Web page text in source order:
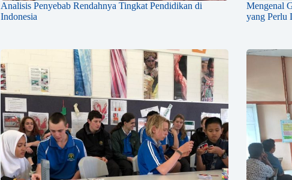
Analisis Penyebab Rendahnya Tingkat Pendidikan di
Indonesia
Mengenal
yang Perlu